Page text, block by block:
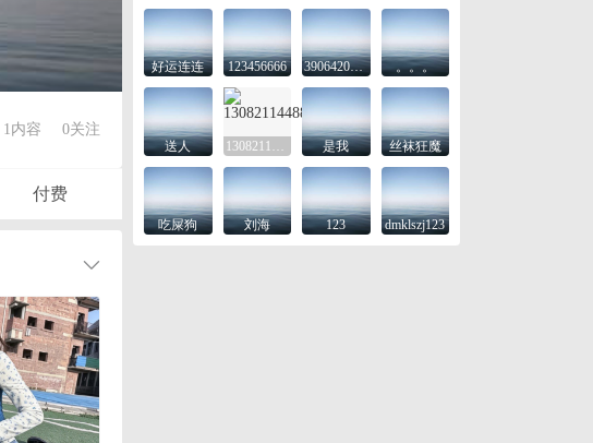
好运连连 123456666 3906420743 。。。
送人 是我 丝袜狂魔
吃屎狗 刘海 123 dmklszj123
1内容 0关注
付费